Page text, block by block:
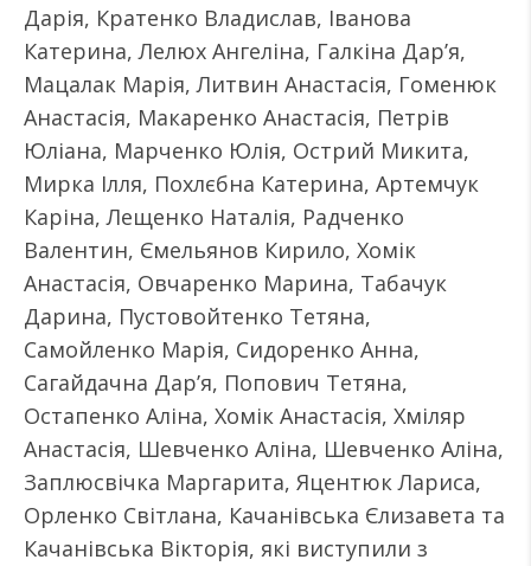
Дарія, Кратенко Владислав, Іванова
Катерина, Лелюх Ангеліна, Галкіна Дарʼя,
Мацалак Марія, Литвин Анастасія, Гоменюк
Анастасія, Макаренко Анастасія, Петрів
Юліана, Марченко Юлія, Острий Микита,
Мирка Ілля, Похлєбна Катерина, Артемчук
Каріна, Лещенко Наталія, Радченко
Валентин, Ємельянов Кирило, Хомік
Анастасія, Овчаренко Марина, Табачук
Дарина, Пустовойтенко Тетяна,
Самойленко Марія, Сидоренко Анна,
Сагайдачна Дарʼя, Попович Тетяна,
Остапенко Аліна, Хомік Анастасія, Хміляр
Анастасія, Шевченко Аліна, Шевченко Аліна,
Заплюсвічка Маргарита, Яцентюк Лариса,
Орленко Світлана, Качанівська Єлизавета та
Качанівська Вікторія, які виступили з